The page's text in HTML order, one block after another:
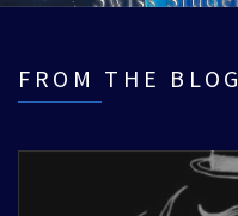
FROM THE BLOG